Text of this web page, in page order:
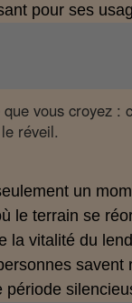
pour ses
le système
une mise au
que vous croyez :
réveil.
un
le terrain se
la vitalité du
savent
période